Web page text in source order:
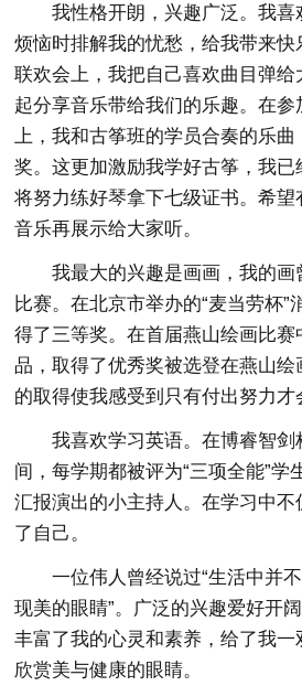
我性格开朗，兴趣广泛。我
烦恼时排解我的忧愁，给我带来
联欢会上，我把自己喜欢曲目弹
起分享音乐带给我们的乐趣。在
上，我和古筝班的学员合奏的乐
奖。这更加激励我学好古筝，我
将努力练好琴拿下七级证书。希
音乐再展示给大家听。
我最大的兴趣是画画，我的
比赛。在北京市举办的“麦当劳杯”
得了三等奖。在首届燕山绘画比
品，取得了优秀奖被选登在燕山
的取得使我感受到只有付出努力才
我喜欢学习英语。在博睿智剑
间，每学期都被评为“三项全能”学
汇报演出的小主持人。在学习中
了自己。
一位伟人曾经说过“生活中并
现美的眼睛”。广泛的兴趣爱好开
丰富了我的心灵和素养，给了我
欣赏美与健康的眼睛。